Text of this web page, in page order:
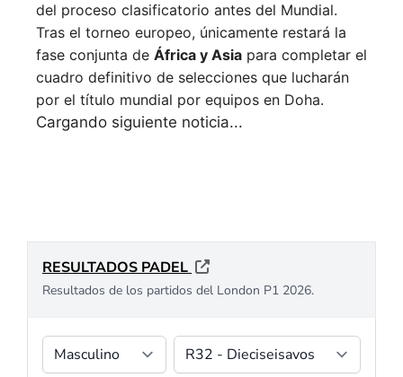
del proceso clasificatorio antes del Mundial.
Tras el torneo europeo, únicamente restará la
fase conjunta de África y Asia para completar el
cuadro definitivo de selecciones que lucharán
por el título mundial por equipos en Doha.
Nueva York pondrá
el broche final a la